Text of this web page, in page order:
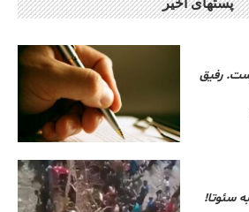
پستهای اخیر
رفیق
سئوتا!